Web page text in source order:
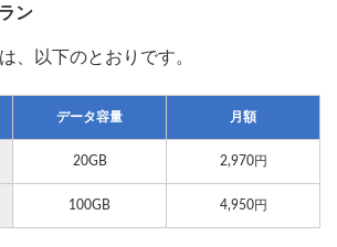
ン
、以下のとおりです。
データ容量 月額
20GB 2,970円
100GB 4,950円